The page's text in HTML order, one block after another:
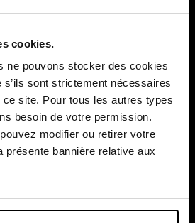
cookies.
ne pouvons stocker des cookies
sont strictement nécessaires
site. Pour tous les autres types
besoin de votre permission.
modifier ou retirer votre
présente bannière relative aux